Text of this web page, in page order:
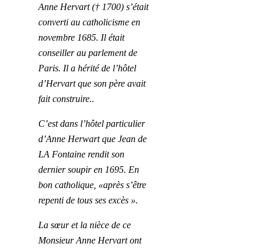
Anne Hervart († 1700) s’était
converti au catholicisme en
novembre 1685. Il était
conseiller au parlement de
Paris. Il a hérité de l’hôtel
d’Hervart que son père avait
fait construire..
C’est dans l’hôtel particulier
d’Anne Herwart que Jean de
LA Fontaine rendit son
dernier soupir en 1695. En
bon catholique, «après s’être
repenti de tous ses excès ».
La sœur et la niècede ce
Monsieur Anne Hervart ont